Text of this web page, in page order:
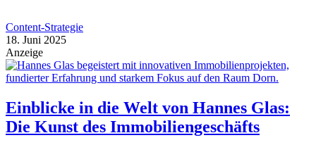
Content-Strategie
18. Juni 2025
Anzeige
Einblicke in die Welt von Hannes Glas:
Die Kunst des Immobiliengeschäfts